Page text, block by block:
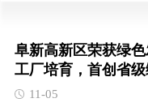
阜新高新区荣获绿
工厂培育，首创省
11-05